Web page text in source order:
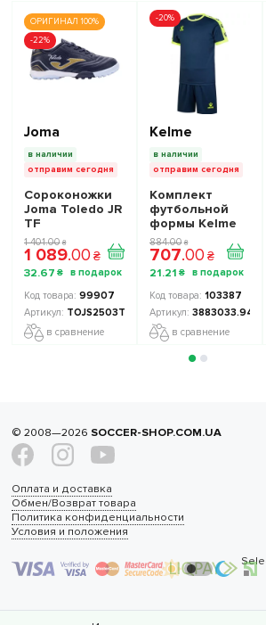
ОРИГИНАЛ 100%
-22%
Joma
в наличии
отправим сегодня
Сороконожки
Joma Toledo JR
TF
TOJS2503TF
детские
1 401.00 ₴
1 089.00 ₴
32.67 ₴
99907
TOJS2503TF-10
в сравнение
-20%
Kelme
в наличии
отправим сегодня
Комплект
футбольной
формы Kelme
COLLEGUE
3883033.9440
цвет: темно-
синий/
салатовый
884.00 ₴
707.00 ₴
21.21 ₴
103387
3883033.9440
в сравнение
© 2008—2026 SOCCER-SHOP.COM.UA
Оплата и доставка
Обмен/Возврат товара
Политика конфиденциальности
Условия и положения